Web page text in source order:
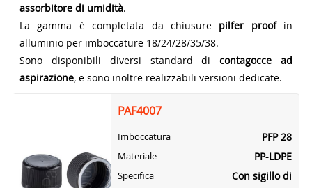
assorbitore di umidità.
La gamma è completata da chiusure pilfer proofin
alluminio per imboccature 18/24/28/35/38.
Sono disponibili diversi standard dicontagocce ad
aspirazione, e sono inoltre realizzabili versioni dedicate.
PAF4007
Imboccatura PFP 28
Materiale PP-LDPE
Specifica
Con sigillo di